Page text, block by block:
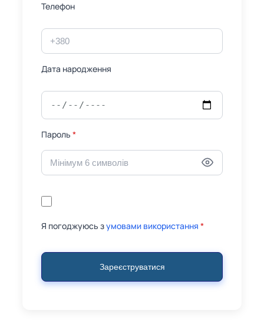
Телефон
Дата народження
Пароль *
Я погоджуюсь зумовами використання *
Зареєструватися